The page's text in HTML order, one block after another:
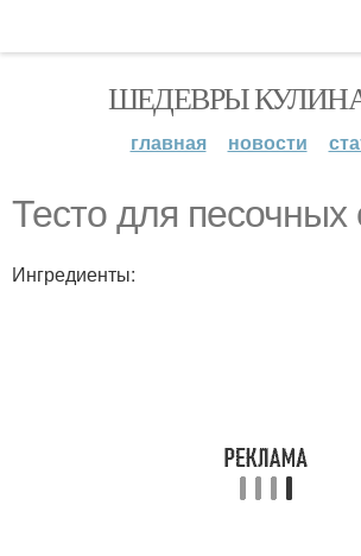
ШЕДЕВРЫ
главная новости
Тесто для песочных
Ингредиенты: